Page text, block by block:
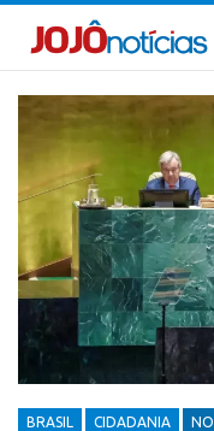
BRASIL CIDADANIA